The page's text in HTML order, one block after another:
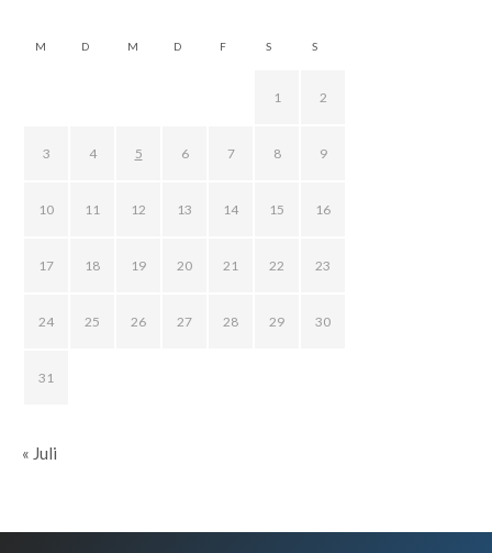
M D M D F S S
1 2
3 4 5 6 7 8 9
10 11 12 13 14 15 16
17 18 19 20 21 22 23
24 25 26 27 28 29 30
31
« Juli